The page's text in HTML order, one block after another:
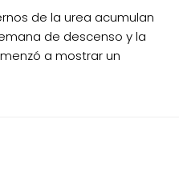
de la urea acumulan
de descenso y la
a mostrar un